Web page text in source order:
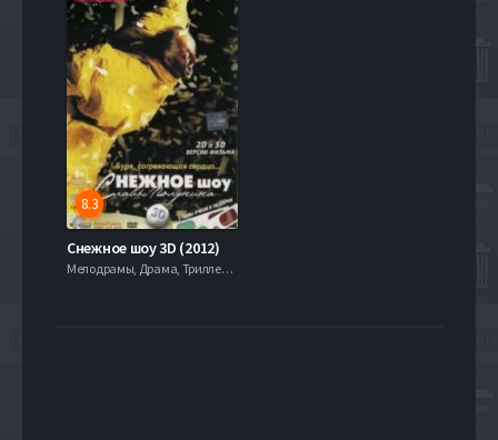
8.3
Снежное шоу 3D (2012)
Мелодрамы, Драма, Триллеры, serial.mob